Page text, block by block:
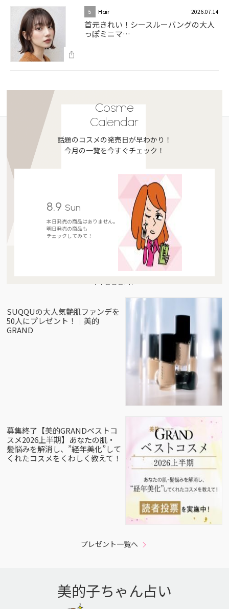
5 Hair 2026.07.14
首元きれい！シースルーバングの大人
っぽミニマ…
Cosme
Calendar
話題のコスメの発売日が早わかり！
今月の一覧を今すぐチェック！
8.9 Sun
本日発売の商品はありません。
明日発売の商品も
チェックしてみて！
Present
SUQQUの大人気艶肌ファンデを
50人にプレゼント！｜美的
GRAND
募集終了【美的GRANDベストコ
スメ2026上半期】あなたの肌・
髪悩みを解消し、”経年美化”して
くれたコスメをくわしく教えて！
プレゼント一覧へ
美的子ちゃん占い